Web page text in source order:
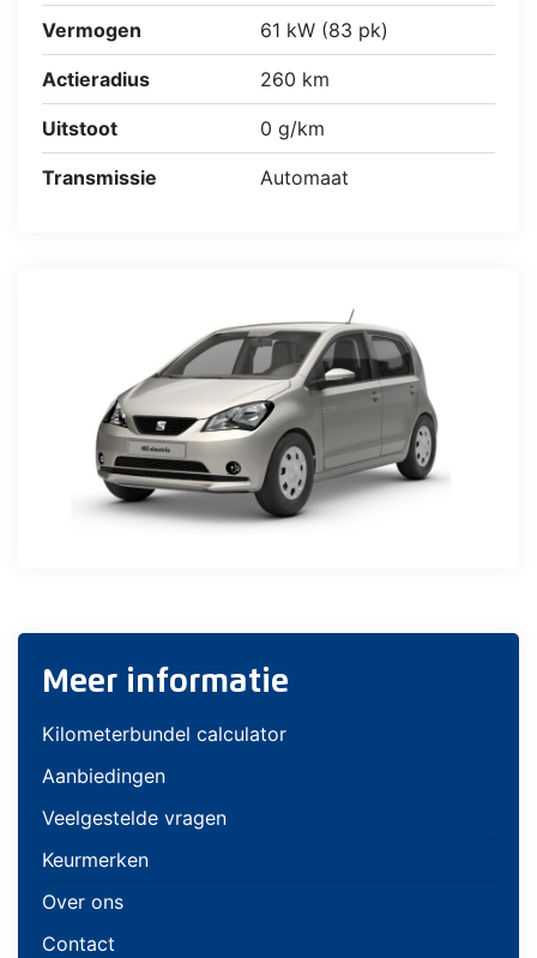
Vermogen 61 kW (83 pk)
Actieradius 260 km
Uitstoot 0 g/km
Transmissie Automaat
Meer informatie
Kilometerbundel calculator
Aanbiedingen
Veelgestelde vragen
Keurmerken
Over ons
Contact